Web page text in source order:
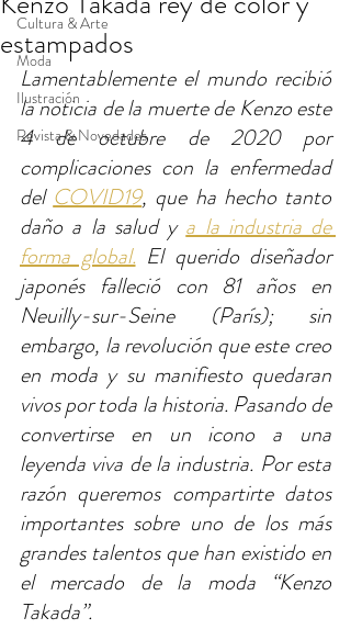
Cultura & Arte
Moda
Ilustración
Revista & Novedades
estampados
Lamentablemente el mundo recibió
la noticia de la muerte de Kenzo este
4 de octubre de 2020 por
complicaciones con la enfermedad
del COVID19, que ha hecho tanto
daño a la salud y a la industria de
forma global. El querido diseñador
japonés falleció con 81 años en
Neuilly-sur-Seine (París); sin
embargo, la revolución que este creo
en moda y su manifiesto quedaran
vivos por toda la historia. Pasando de
convertirse en un icono a una
leyenda viva de la industria. Por esta
razón queremos compartirte datos
importantes sobre uno de los más
grandes talentos que han existido en
el mercado de la moda “Kenzo
Takada”.